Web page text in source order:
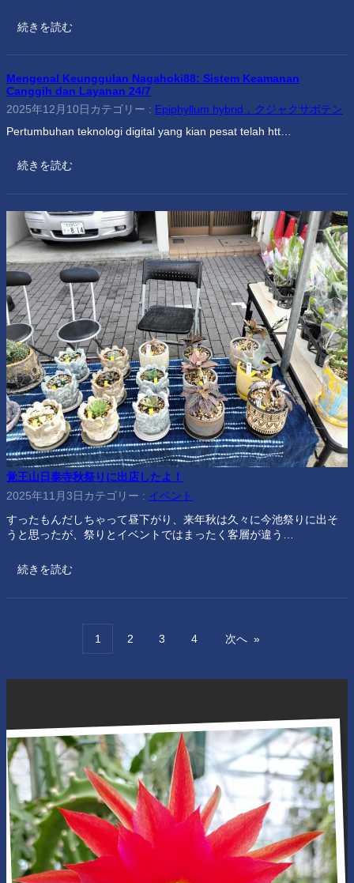
続きを読む
Mengenal Keunggulan Nagahoki88: Sistem Keamanan
Canggih dan Layanan 24/7
2025年12月10日 カテゴリー : Epiphyllum hybrid，クジャクサボテン
Pertumbuhan teknologi digital yang kian pesat telah htt…
続きを読む
覚王山日泰寺秋祭りに出店したよ！
2025年11月3日 カテゴリー : イベント
すったもんだしちゃって昼下がり、来年秋は久々に今池祭りに出そ
うと思ったが、祭りとイベントではまったく客層が違う…
続きを読む
1 2 3 4 次へ »